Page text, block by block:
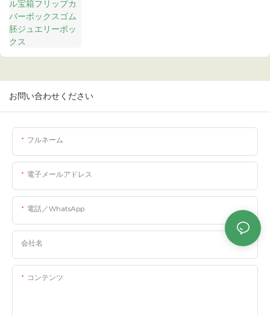
お問い合わせください
フルネーム
電子メールアドレス
電話／WhatsApp
会社名
コンテンツ